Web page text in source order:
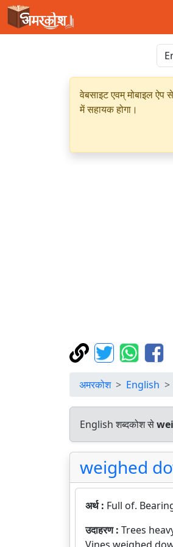
वेबसाइट एवम् मोबाइल ऐप
में सहायक होगा।
अमरकोश English
English शब्दकोश से
weighed
अर्थ : Full of.
उदाहरण : Trees